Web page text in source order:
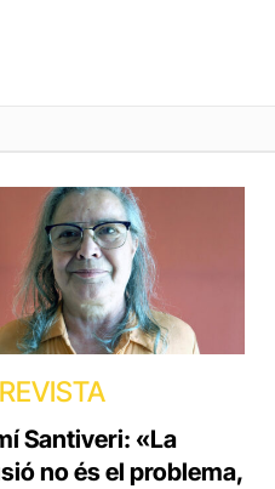
Santiveri: «La
no és el problema,